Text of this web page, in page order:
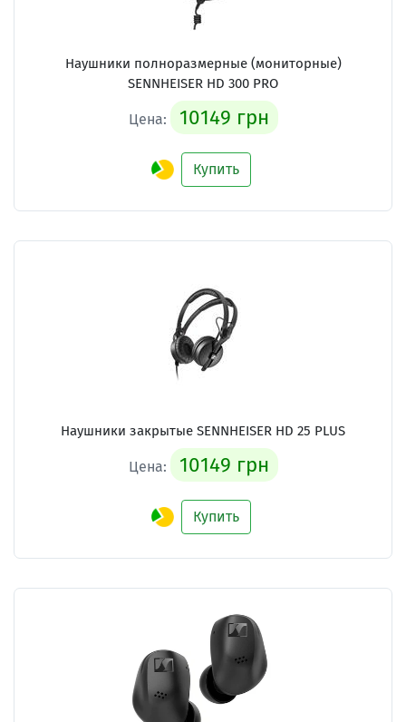
Наушники полноразмерные (мониторные)
SENNHEISER HD 300 PRO
Цена: 10149 грн
Купить
Наушники закрытые SENNHEISER HD 25 PLUS
Цена: 10149 грн
Купить